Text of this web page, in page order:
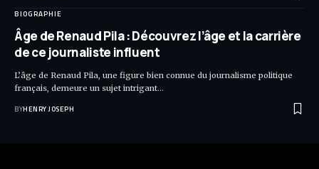
BIOGRAPHIE
Âge de Renaud Pila : Découvrez l’âge et la carrière
de ce journaliste influent
L’âge de Renaud Pila, une figure bien connue du journalisme politique
français, demeure un sujet intrigant…
BYHENRY JOSEPH